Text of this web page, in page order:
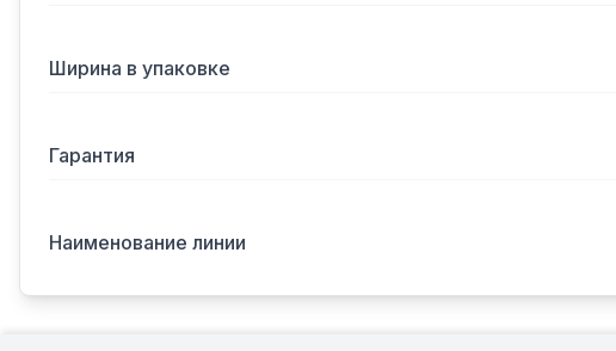
Ширина в упаковке
Гарантия
Наименование линии